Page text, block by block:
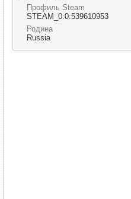
Профиль Steam
STEAM_0:0:539610953
Родина
Russia